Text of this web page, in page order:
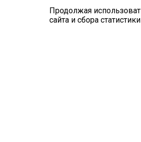
Продолжая
сайта и сбора